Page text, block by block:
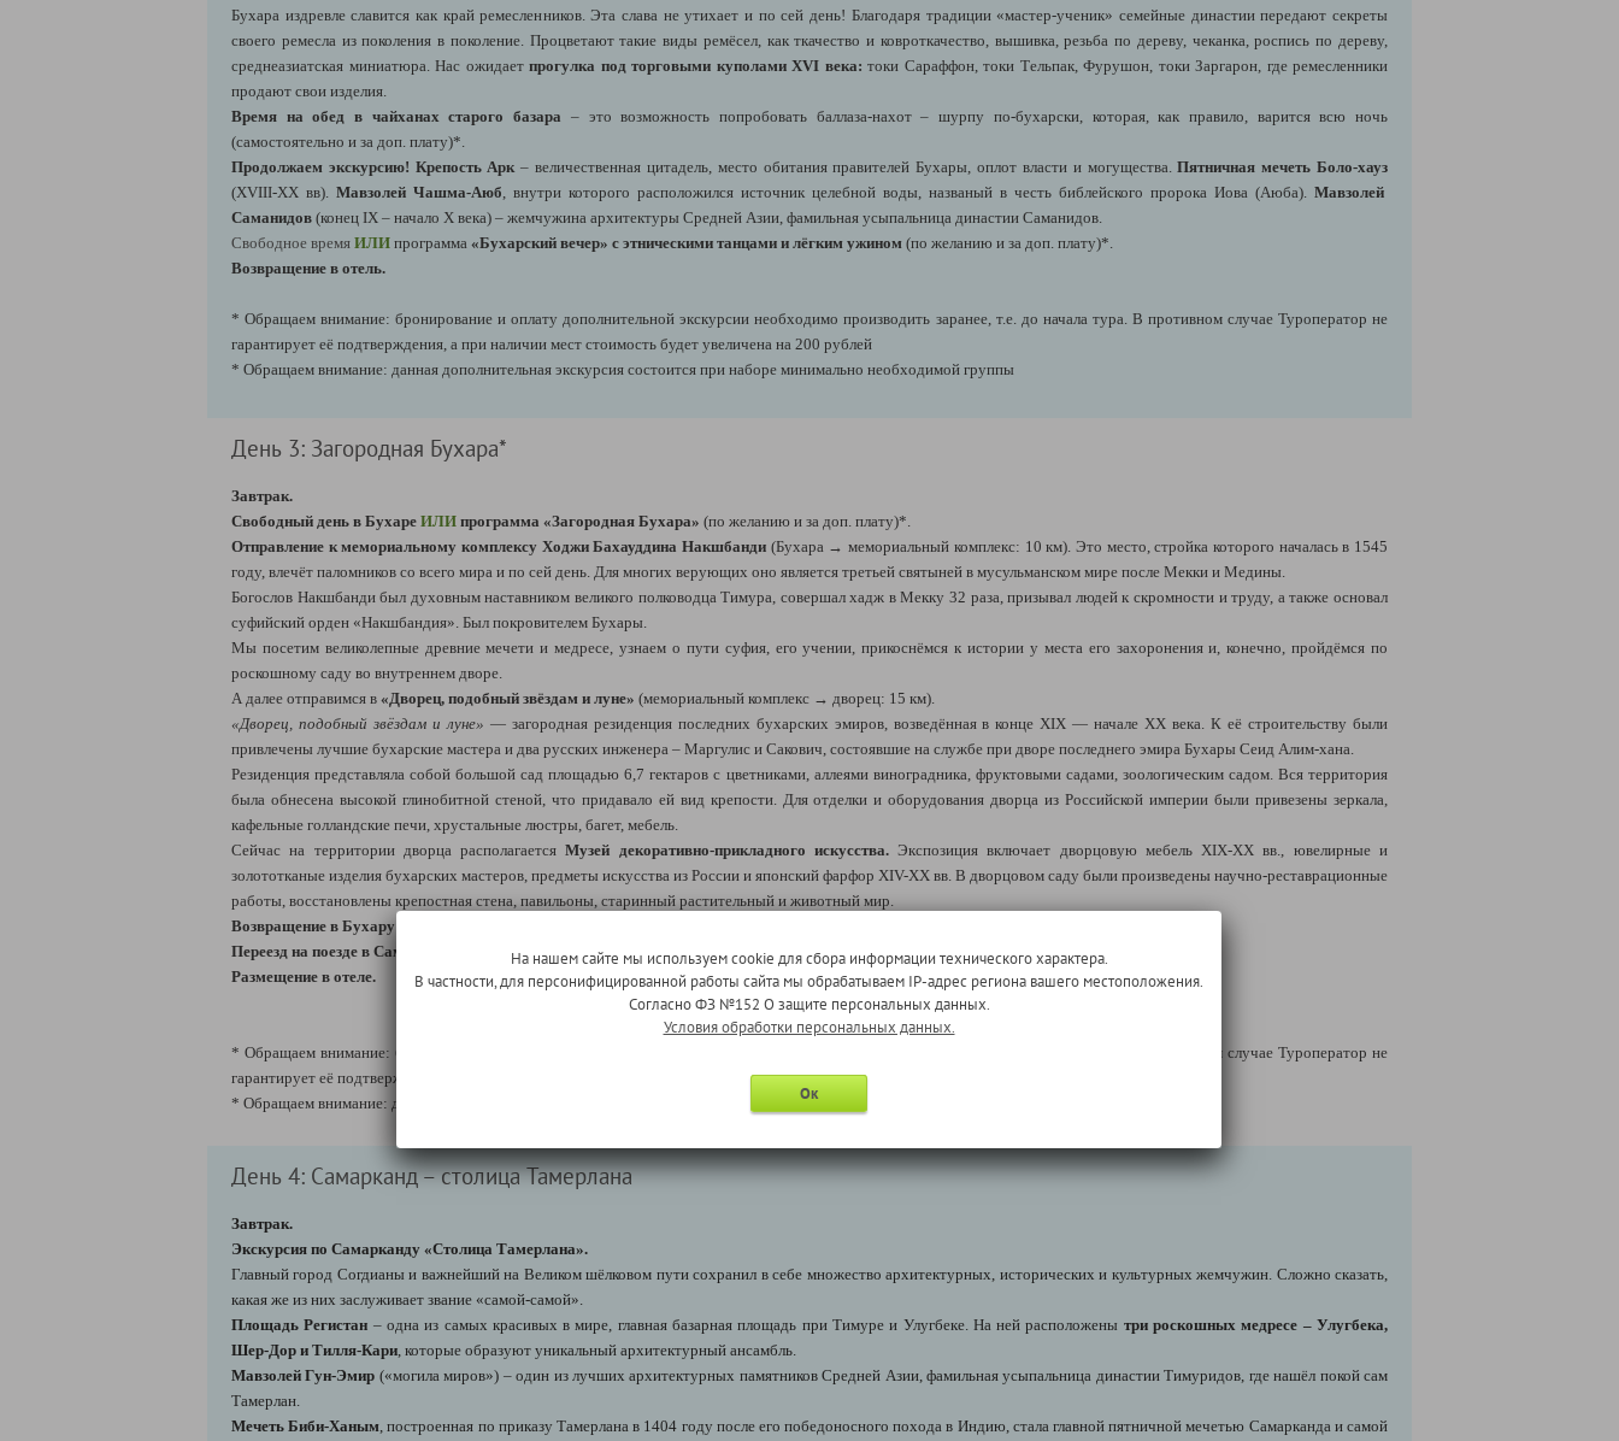
Бухара издревле славится как край ремесленников. Эта слава не утихает и по сей день! Благодаря традиции «мастер-ученик» семейные династии передают секреты
своего ремесла из поколения в поколение. Процветают такие виды ремёсел, как ткачество и ковроткачество, вышивка, резьба по дереву, чеканка, роспись по дереву,
среднеазиатская миниатюра. Нас ожидает прогулка под торговыми куполами XVI века: токи Сараффон, токи Тельпак, Фурушон, токи Заргарон, где ремесленники
продают свои изделия.
Время на обед в чайханах старого базара – это возможность попробовать баллаза-нахот – шурпу по-бухарски, которая, как правило, варится всю ночь
(самостоятельно и за доп. плату)*.
Продолжаем экскурсию! Крепость Арк– величественная цитадель, место обитания правителей Бухары, оплот власти и могущества.Пятничная мечеть Боло-хауз
(XVIII-XX вв). Мавзолей Чашма-Аюб, внутри которого расположился источник целебной воды, названый в честь библейского пророка Иова (Аюба). Мавзолей
Саманидов (конец IX – начало X века) – жемчужина архитектуры Средней Азии, фамильная усыпальница династии Саманидов.
Свободное время ИЛИ программа «Бухарский вечер» с этническими танцами и лёгким ужином (по желанию и за доп. плату)*.
Возвращение в отель.
* Обращаем внимание: бронирование и оплату дополнительной экскурсии необходимо производить заранее, т.е. до начала тура. В противном случае Туроператор не
гарантирует её подтверждения, а при наличии мест стоимость будет увеличена на 200 рублей
* Обращаем внимание: данная дополнительная экскурсия состоится при наборе минимально необходимой группы
День 3: Загородная Бухара*
Завтрак.
Свободный день в Бухаре ИЛИ программа «Загородная Бухара» (по желанию и за доп. плату)*.
Отправление кмемориальному комплексу Ходжи Бахауддина Накшбанди (Бухара → мемориальный комплекс: 10 км). Это место,стройка которого началась в 1545
году, влечёт паломников со всего мира и по сей день. Для многих верующих оно является третьей святыней в мусульманском мире после Мекки и Медины.
Богослов Накшбанди был духовным наставником великого полководца Тимура, совершал хадж в Мекку 32 раза, призывал людей к скромности и труду, а также основал
суфийский орден «Накшбандия». Был покровителем Бухары.
Мы посетим великолепные древние мечети и медресе, узнаем о пути суфия, его учении, прикоснёмся к истории у места его захоронения и, конечно, пройдёмся по
роскошному саду во внутреннем дворе.
А далее отправимся в «Дворец, подобный звёздам и луне» (мемориальный комплекс → дворец: 15 км).
«Дворец, подобный звёздам и луне» — загородная резиденция последних бухарских эмиров, возведённая в конце XIX — начале XX века. К её строительству были
привлечены лучшие бухарские мастера и два русских инженера – Маргулис и Сакович, состоявшие на службе при дворе последнего эмира Бухары Сеид Алим-хана.
Резиденция представляла собой большой сад площадью 6,7 гектаров с цветниками, аллеями виноградника, фруктовыми садами, зоологическим садом. Вся территория
была обнесена высокой глинобитной стеной, что придавало ей вид крепости. Для отделки и оборудования дворца из Российской империи были привезены зеркала,
кафельные голландские печи, хрустальные люстры, багет, мебель.
Сейчас на территории дворца располагаетсяМузей декоративно-прикладного искусства.Экспозиция включает дворцовую мебель XIX-XX вв., ювелирные и
золототканые изделия бухарских мастеров, предметы искусства из России и японский фарфор XIV-XX вв. В дворцовом саду были произведены научно-реставрационные
работы, восстановлены крепостная стена, павильоны, старинный растительный и животный мир.
Возвращение в Бухару
Переезд на поезде в Самарканд.
Размещение в отеле.
* Обращаем внимание: бронирование и оплату дополнительной экскурсии необходимо производить заранее, т.е. до начала тура. В противном случае Туроператор не
гарантирует её подтверждения, а при наличии мест стоимость будет увеличена на 200 рублей
* Обращаем внимание: данная дополнительная экскурсия состоится при наборе минимально необходимой группы
День 4: Самарканд – столица Тамерлана
Завтрак.
Экскурсия по Самарканду «Столица Тамерлана».
Главный город Согдианы и важнейший на Великом шёлковом пути сохранил в себе множество архитектурных, исторических и культурных жемчужин. Сложно сказать,
какая же из них заслуживает звание «самой-самой».
Площадь Регистан – одна из самых красивых в мире, главная базарная площадь при Тимуре и Улугбеке. На ней расположены три роскошных медресе – Улугбека,
Шер-Дор и Тилля-Кари, которые образуют уникальный архитектурный ансамбль.
Мавзолей Гун-Эмир («могила миров») – один из лучших архитектурных памятников Средней Азии, фамильная усыпальница династии Тимуридов, где нашёл покой сам
Тамерлан.
Мечеть Биби-Ханым, построенная по приказу Тамерлана в 1404 году после его победоносного похода в Индию, стала главной пятничной мечетью Самарканда и самой
На нашем сайте мы используем cookie для сбора информации технического характера.
В частности, для персонифицированной работы сайта мы обрабатываем IP-адрес региона вашего местоположения.
Согласно ФЗ №152 О защите персональных данных.
Условия обработки персональных данных.
Ок